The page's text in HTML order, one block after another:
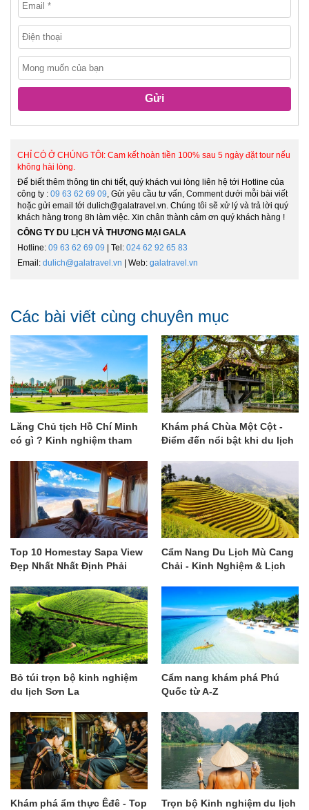
Gửi
CHỈ CÓ Ở CHÚNG TÔI: Cam kết hoàn tiền 100% sau 5 ngày đặt tour nếu
không hài lòng.
Để biết thêm thông tin chi tiết, quý khách vui lòng liên hệ tới Hotline của
công ty : 09 63 62 69 09 , Gửi yêu cầu tư vấn, Comment dưới mỗi bài viết
hoặc gửi email tới dulich@galatravel.vn. Chúng tôi sẽ xử lý và trả lời quý
khách hàng trong 8h làm việc. Xin chân thành cảm ơn quý khách hàng !
CÔNG TY DU LỊCH VÀ THƯƠNG MẠI GALA
Hotline: 09 63 62 69 09 | Tel: 024 62 92 65 83
Email: dulich@galatravel.vn | Web: galatravel.vn
Các bài viết cùng chuyên mục
Lăng Chủ tịch Hồ Chí Minh
có gì ? Kinh nghiệm tham
Khám phá Chùa Một Cột -
Điểm đến nổi bật khi du lịch
Top 10 Homestay Sapa View
Đẹp Nhất Nhất Định Phải
Cẩm Nang Du Lịch Mù Cang
Chải - Kinh Nghiệm & Lịch
Bỏ túi trọn bộ kinh nghiệm
du lịch Sơn La
Cẩm nang khám phá Phú
Quốc từ A-Z
Khám phá ẩm thực Êđê - Top
Trọn bộ Kinh nghiệm du lịch